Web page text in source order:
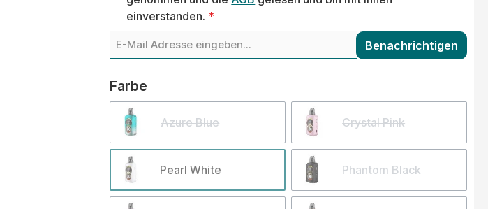
einverstanden. *
Benachrichtigen
Farbe
Azure Blue Crystal Pink
Pearl White Phantom Black